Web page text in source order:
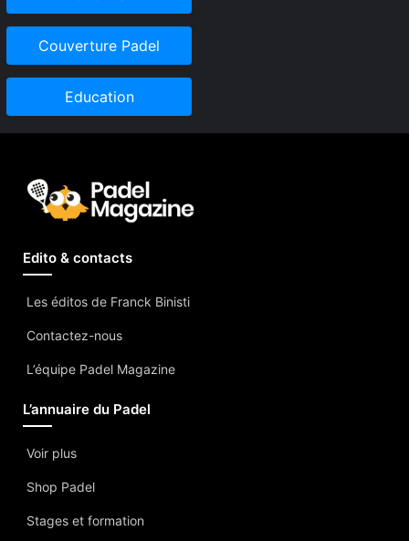
Couverture Padel
Education
Edito & contacts
Les éditos de Franck Binisti
Contactez-nous
L’équipe Padel Magazine
L’annuaire du Padel
Voir plus
Shop Padel
Stages et formation